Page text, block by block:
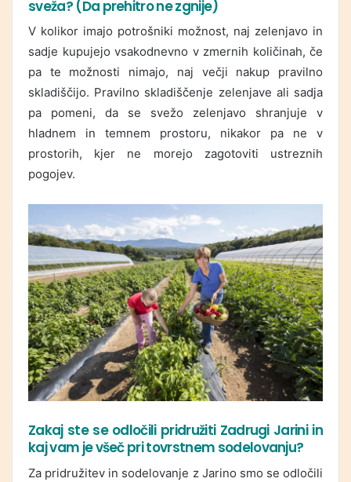
sveža? (Da prehitro ne zgnije)
V kolikor imajo potrošniki možnost, naj zelenjavo in
sadje kupujejo vsakodnevno v zmernih količinah, če
pa te možnosti nimajo, naj večji nakup pravilno
skladiščijo. Pravilno skladiščenje zelenjave ali sadja
pa pomeni, da se svežo zelenjavo shranjuje v
hladnem in temnem prostoru, nikakor pa ne v
prostorih, kjer ne morejo zagotoviti ustreznih
pogojev.
Zakaj ste se odločili pridružiti Zadrugi Jarini in
kaj vam je všeč pri tovrstnem sodelovanju?
Za pridružitev in sodelovanje z Jarino smo se odločili